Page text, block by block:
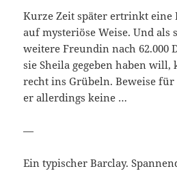
Kurze Zeit später ertrinkt eine
auf mysteriöse Weise. Und als
weitere Freundin nach 62.000
sie Sheila gegeben haben will,
recht ins Grübeln. Beweise
er allerdings keine …
—
Ein typischer Barclay.